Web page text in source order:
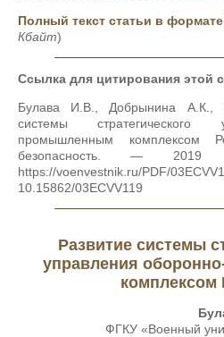
Полный текст статьи в формате
Кбайт)
Ссылка для цитирования этой
Булава И.В., Добрынина А.К.,
системы стратегического
промышленным комплексом
безопасность. —
https://voenvestnik.ru/
10.15862/03ECVV119
Развитие системы
управления
комплексом
ФГКУ «Военный